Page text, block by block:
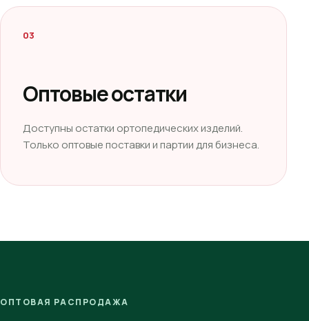
03
Оптовые остатки
Доступны остатки ортопедических изделий.
Только оптовые поставки и партии для бизнеса.
ОПТОВАЯ РАСПРОДАЖА